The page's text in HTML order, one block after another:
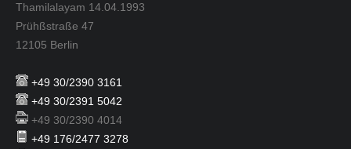
Thamilalayam 14.04.1993
Prühßstraße 47
12105 Berlin
+49 30/2390 3161
+49 30/2391 5042
+49 30/2390 4014
+49 176/2477 3278